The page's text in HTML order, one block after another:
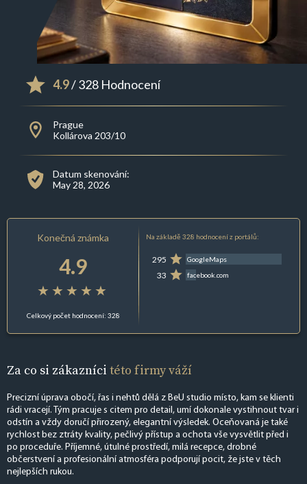
4.9/ 328 Hodnocení
Prague
Kollárova 203/10
Datum skenování:
May 28, 2026
Konečná známka
4.9
Celkový počet hodnocení: 328
Na základě 328 hodnocení z portálů:
295 GoogleMaps
33 facebook.com
Za co si zákazníci této firmy váží
Precizní úprava obočí, řas i nehtů dělá z BeU studio místo, kam se klienti
rádi vracejí. Tým pracuje s citem pro detail, umí dokonale vystihnout tvar i
odstín a vždy doručí přirozený, elegantní výsledek. Oceňovaná je také
rychlost bez ztráty kvality, pečlivý přístup a ochota vše vysvětlit před i
po proceduře. Příjemné, útulné prostředí, milá recepce, drobné
občerstvení a profesionální atmosféra podporují pocit, že jste v těch
nejlepších rukou.